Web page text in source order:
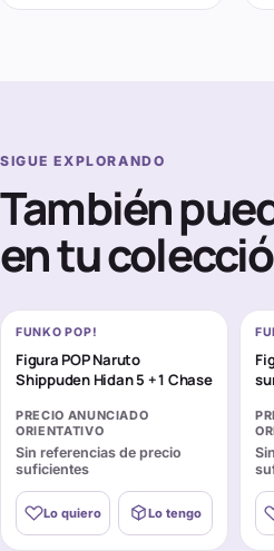
SIGUE EXPLORANDO
También
en tu
FUNKO POP!
Figura POP Naruto
Shippuden Hidan 5 + 1 Chase
PRECIO ANUNCIADO
ORIENTATIVO
Sin referencias de precio
suficientes
Lo quiero Lo tengo